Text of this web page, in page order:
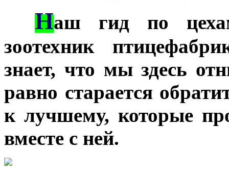
Наш гид по
зоотехник
знает, что мы здесь
равно старается
к лучшему, которые
вместе с ней.